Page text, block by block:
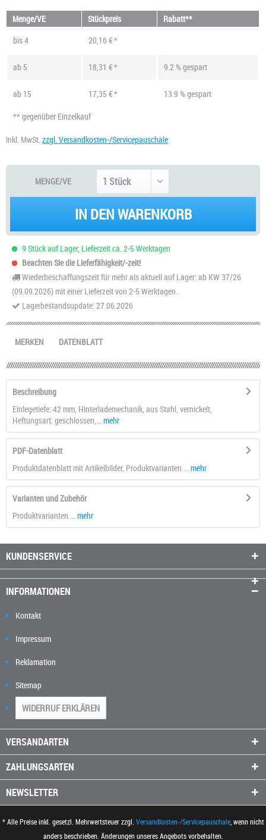
Menge/VE Stückpreis
Rabatt**
bis4 20,16 € *
ab 5 18,31 € * 9.2 % gespart
ab 15 17,35 € *
13.9 % gespart
** gegenüber Einzelkauf
inkl. MwSt. zzgl. Versandkosten-/Servicepauschale
MENGE/VE
IN DEN WARENKORB
9 Stück auf Lager, Lieferzeit ca. 2-5 Werktagen
Beachten Sie die Lieferfähigkeit/-zeit!
Wiederbeschaffungszeit für mehr als aktuell auf Lager: ab KW 37/26
(09.09.2026) mit einer Lieferzeit von 2-5 Werktagen.
Lagerbestandsupdate: 27.06.2026
DATENBLATT
MERKEN
Beschreibung
Einlegetiefe: 42 mm, Hinterlademechanik, aus Stahl, vernickelt,
Heftungsart: geschlossen,...
mehr
PDF-Datenblatt
Produktdatenblatt mit Artikelbilder, Produktvarianten ... mehr
Varianten und Zubehör
Produktvarianten ... mehr
KUNDENSERVICE
INFORMATIONEN
Kontakt
Impressum
Reklamation
Sitemap
WIDERRUF ERKLÄREN
VERSANDARTEN
ZAHLUNGSARTEN
NEWSLETTER
* Alle Preise inkl. gesetzl. Mehrwertsteuer zzgl. Versandkosten-/Servicepauschale, wenn nicht
anders beschrieben. Änderungen unseres Angebots vorbehalten.